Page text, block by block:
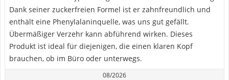
Dank seiner zuckerfreien Formel ist er zahnfreundlich und
enthält eine Phenylalaninquelle, was uns gut gefällt.
Übermäßiger Verzehr kann abführend wirken. Dieses
Produkt ist ideal für diejenigen, die einen klaren Kopf
brauchen, ob im Büro oder unterwegs.
08/2026